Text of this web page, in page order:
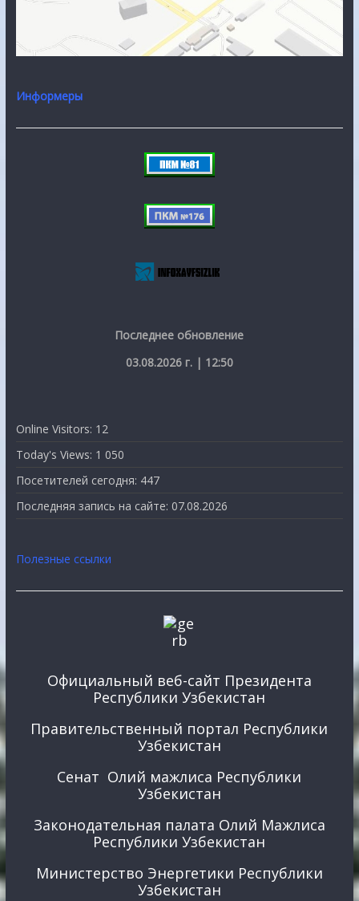
Информеры
Последнее обновление
03.08.2026 г. | 12:50
Online Visitors: 12
Today's Views: 1 050
Посетителей сегодня: 447
Последняя запись на сайте: 07.08.2026
Полезные ссылки
Официальный веб-сайт Президента
Республики Узбекистан
Правительственный портал Республики
Узбекистан
Сенат Олий мажлиса Республики
Узбекистан
Законодательная палата Олий Мажлиса
Республики Узбекистан
Министерство Энергетики Республики
Узбекистан